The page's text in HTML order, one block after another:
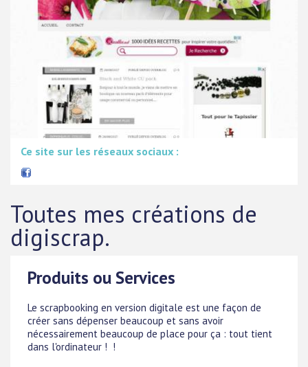
Ce site sur les réseaux sociaux :
Toutes mes créations de
digiscrap.
Produits ou Services
Le scrapbooking en version digitale est une façon de
créer sans dépenser beaucoup et sans avoir
nécessairement beaucoup de place pour ça : tout tient
dans l'ordinateur ! !